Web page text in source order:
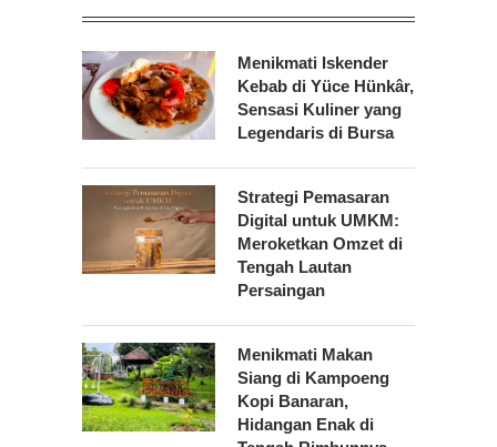
Menikmati Iskender
Kebab di Yüce Hünkâr,
Sensasi Kuliner yang
Legendaris di Bursa
Strategi Pemasaran
Digital untuk UMKM:
Meroketkan Omzet di
Tengah Lautan
Persaingan
Menikmati Makan
Siang di Kampoeng
Kopi Banaran,
Hidangan Enak di